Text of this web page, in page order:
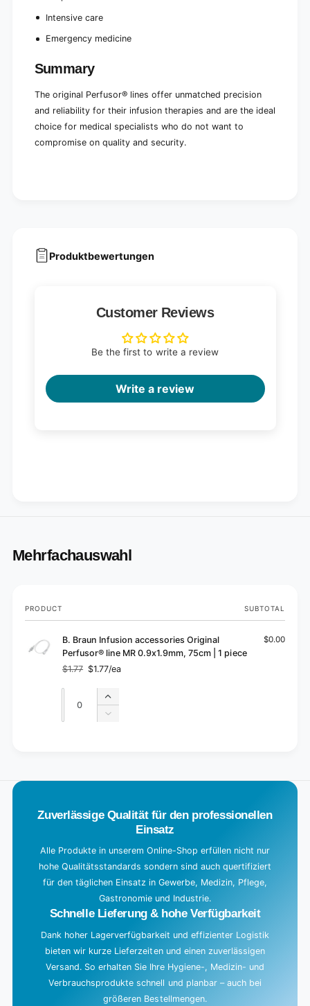
Intensive care
Emergency medicine
Summary
The original Perfusor® lines offer unmatched precision
and reliability for their infusion therapies and are the ideal
choice for medical specialists who do not want to
compromise on quality and security.
Produktbewertungen
Customer Reviews
Be the first to write a review
Write a review
Mehrfachauswahl
Your
cart
PRODUCT SUBTOTAL
B. Braun Infusion accessories Original
Perfusor® line MR 0.9x1.9mm, 75cm | 1 piece
Regular
price
$1.77
Sale
price
$1.77/ea
$0.00
Quantity
Increase
quantity
Decrease
a
Zuverlässige Qualität für den professionellen
Einsatz
Alle Produkte in unserem Online-Shop erfüllen nicht nur
hohe Qualitätsstandards sondern sind auch quertifiziert
für den täglichen Einsatz in Gewerbe, Medizin, Pflege,
Gastronomie und Industrie.
Schnelle Lieferung & hohe Verfügbarkeit
Dank hoher Lagerverfügbarkeit und effizienter Logistik
bieten wir kurze Lieferzeiten und einen zuverlässigen
Versand. So erhalten Sie Ihre Hygiene-, Medizin- und
Verbrauchsprodukte schnell und planbar – auch bei
größeren Bestellmengen.